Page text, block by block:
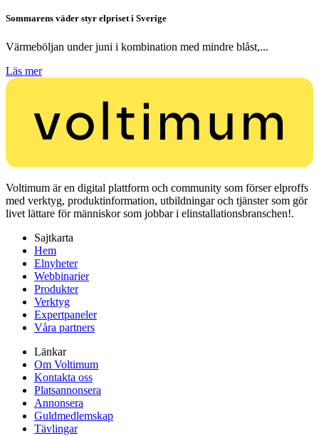
Sommarens väder styr elpriset i Sverige
Värmeböljan under juni i kombination med mindre blåst,...
Läs mer
Voltimum är en digital plattform och community som förser elproffs
med verktyg, produktinformation, utbildningar och tjänster som gör
livet lättare för människor som jobbar i elinstallationsbranschen!.
Sajtkarta
Hem
Elnyheter
Webbinarier
Produkter
Verktyg
Expertpaneler
Våra partners
Länkar
Om Voltimum
Kontakta oss
Platsannonsera
Annonsera
Guldmedlemskap
Tävlingar